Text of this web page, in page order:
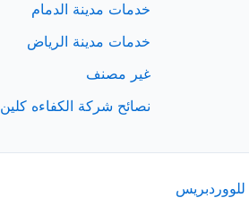
خدمات مدينة الدمام
خدمات مدينة الرياض
غير مصنف
نصائح شركة الكفاءه كلين